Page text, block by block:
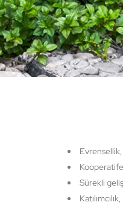
Evrensellik,
Sürekli
Katılımcılık,